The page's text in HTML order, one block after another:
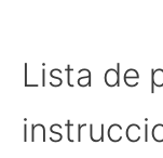
Lista de